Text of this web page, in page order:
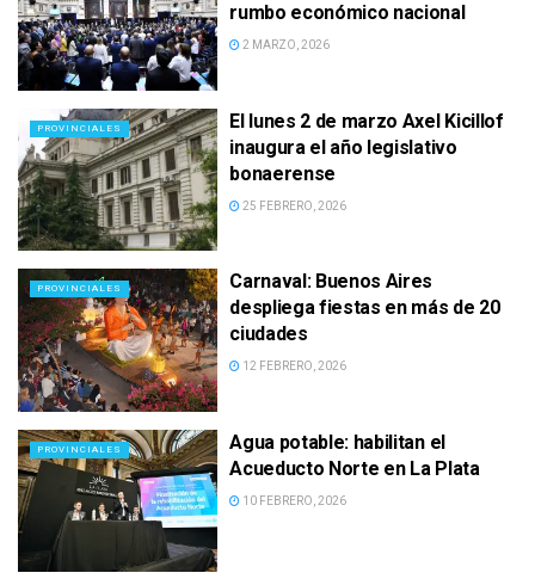
rumbo económico nacional
2 MARZO, 2026
PROVINCIALES
El lunes 2 de marzo Axel Kicillof
inaugura el año legislativo
bonaerense
25 FEBRERO, 2026
PROVINCIALES
Carnaval: Buenos Aires
despliega fiestas en más de 20
ciudades
12 FEBRERO, 2026
PROVINCIALES
Agua potable: habilitan el
Acueducto Norte en La Plata
10 FEBRERO, 2026